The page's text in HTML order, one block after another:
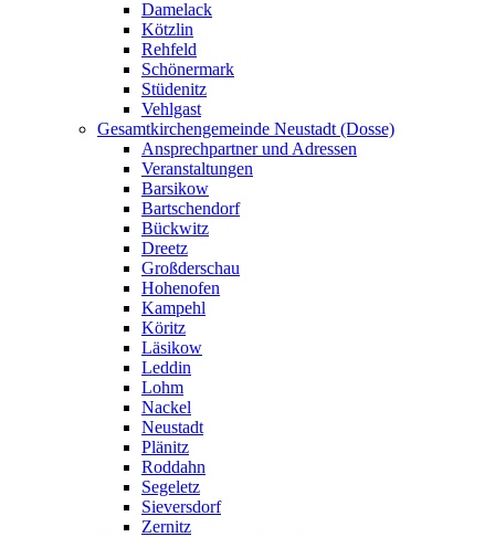
Damelack
Kötzlin
Rehfeld
Schönermark
Stüdenitz
Vehlgast
Gesamtkirchengemeinde Neustadt (Dosse)
Ansprechpartner und Adressen
Veranstaltungen
Barsikow
Bartschendorf
Bückwitz
Dreetz
Großderschau
Hohenofen
Kampehl
Köritz
Läsikow
Leddin
Lohm
Nackel
Neustadt
Plänitz
Roddahn
Segeletz
Sieversdorf
Zernitz